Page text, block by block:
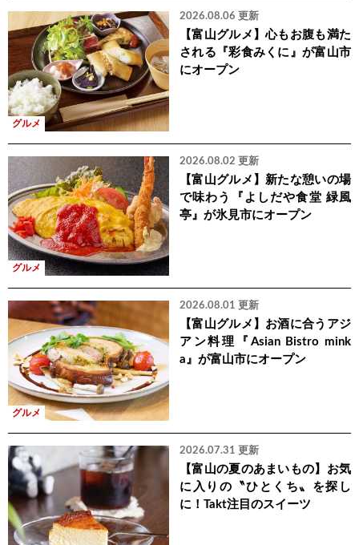
グルメ
2026.08.06 更新
【富山グルメ】心もお腹も満た
される『彩食みくに』が富山市
にオープン
グルメ
2026.08.02 更新
【富山グルメ】新たな憩いの場
で味わう『よしだや食堂 緑風
亭』が氷見市にオープン
グルメ
2026.08.01 更新
【富山グルメ】お酒に合うアジ
アン料理『Asian Bistro mink
a』が富山市にオープン
2026.07.31 更新
【富山の夏のあまいもの】お気
に入りの〝ひとくち〟を探し
に！Takt注目のスイーツ